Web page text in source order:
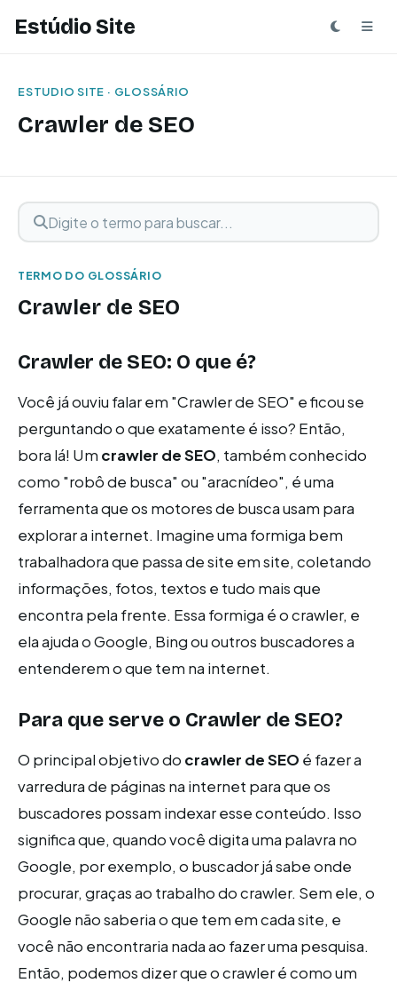
Estúdio Site
ESTUDIO SITE · GLOSSÁRIO
Crawler de SEO
Buscar termo
Digite o termo para buscar
TERMO DO GLOSSÁRIO
Crawler de SEO
Crawler de SEO: O que é?
Você já ouviu falar em "Crawler de SEO" e ficou se
perguntando o que exatamente é isso? Então,
bora lá! Um crawler de SEO, também conhecido
como "robô de busca" ou "aracnídeo", é uma
ferramenta que os motores de busca usam para
explorar a internet. Imagine uma formiga bem
trabalhadora que passa de site em site, coletando
informações, fotos, textos e tudo mais que
encontra pela frente. Essa formiga é o crawler, e
ela ajuda o Google, Bing ou outros buscadores a
entenderem o que tem na internet.
Para que serve o Crawler de SEO?
O principal objetivo do crawler de SEO é fazer a
varredura de páginas na internet para que os
buscadores possam indexar esse conteúdo. Isso
significa que, quando você digita uma palavra no
Google, por exemplo, o buscador já sabe onde
procurar, graças ao trabalho do crawler. Sem ele, o
Google não saberia o que tem em cada site, e
você não encontraria nada ao fazer uma pesquisa.
Então, podemos dizer que o crawler é como um